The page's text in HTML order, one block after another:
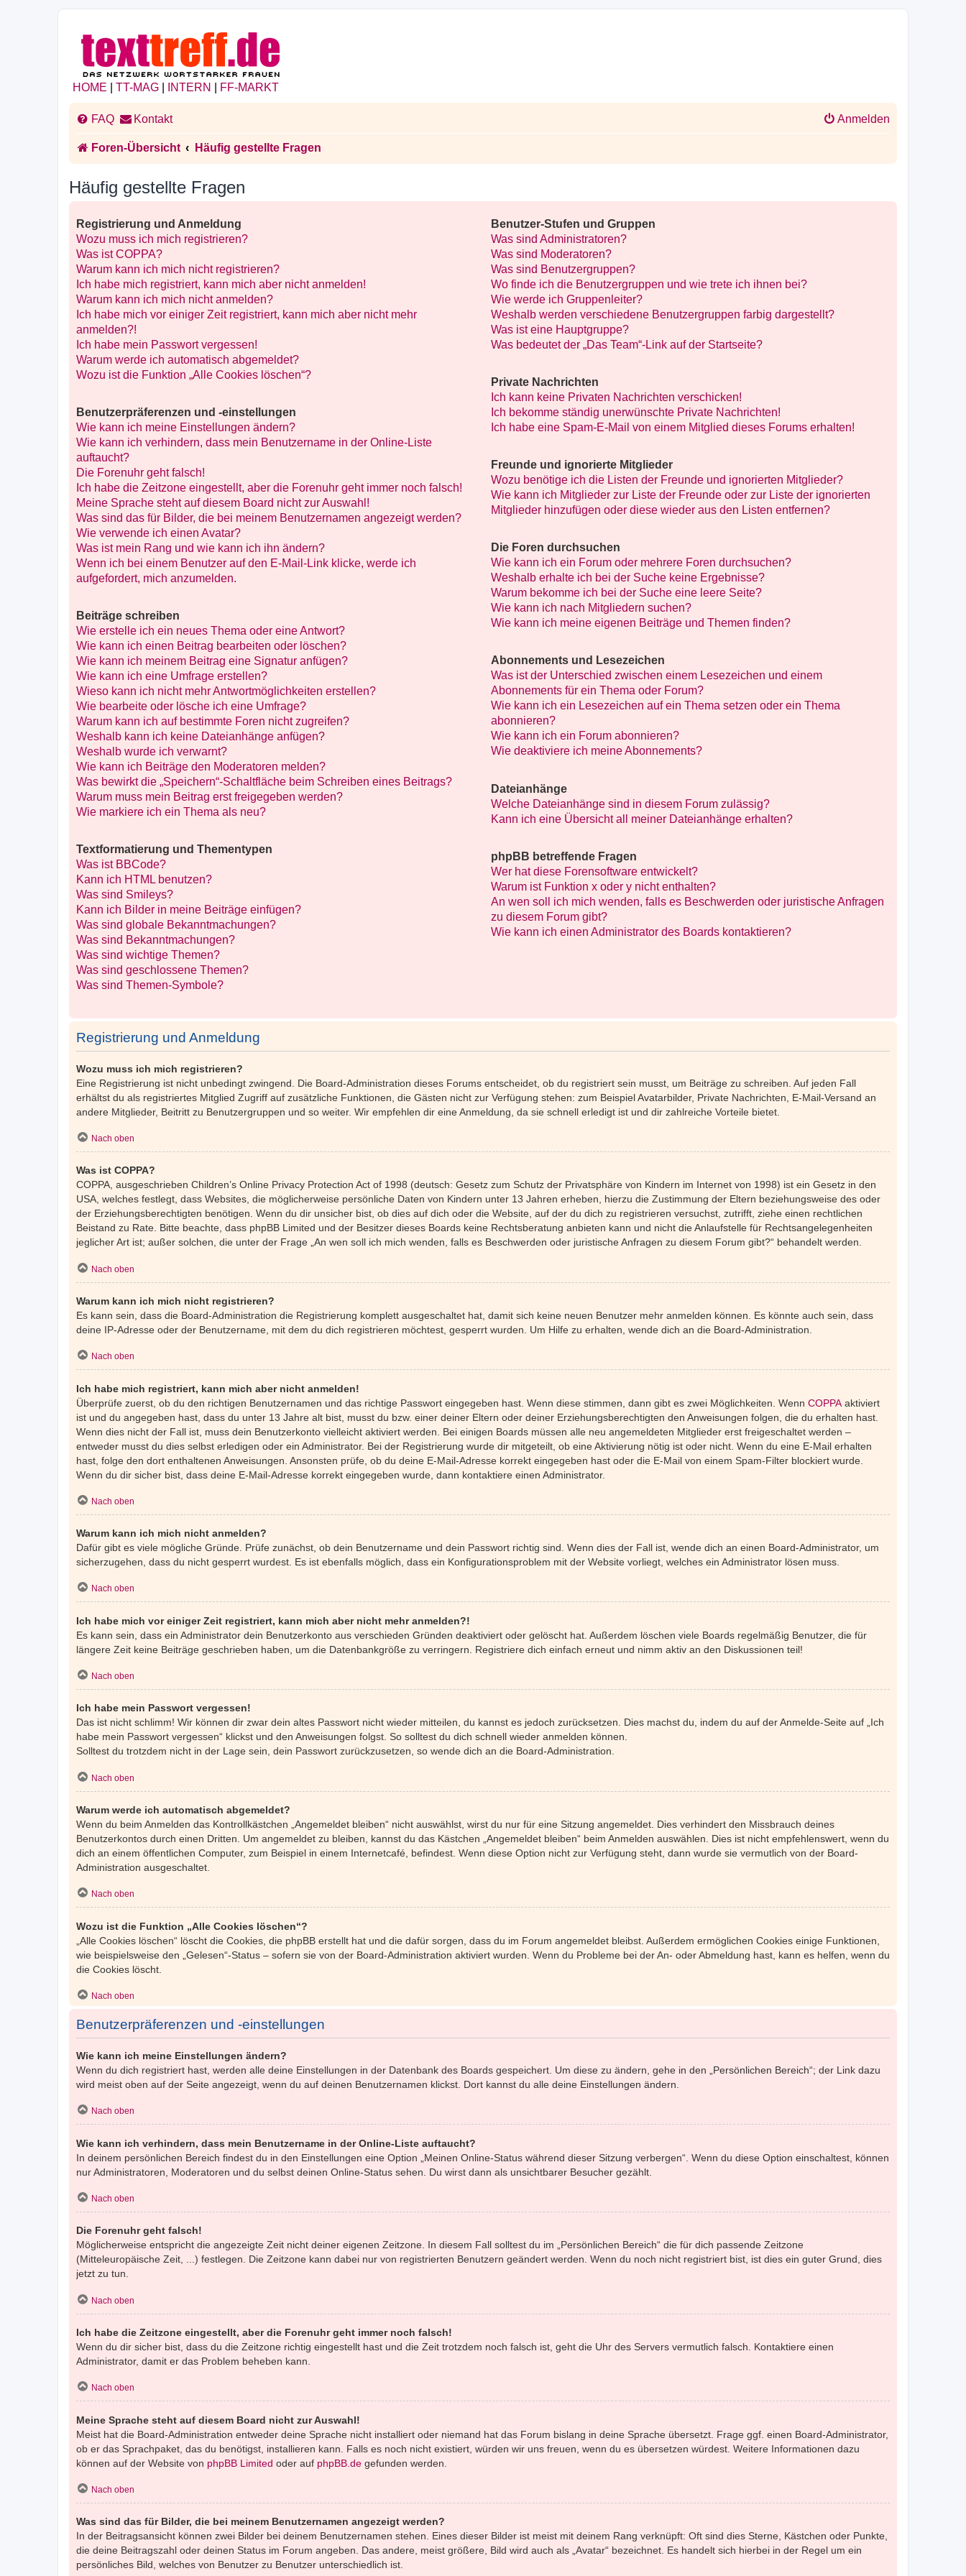
HOME TT-MAG INTERN FF-MARKT
FAQ Kontakt Anmelden
Foren-Übersicht Häufig gestellte Fragen
Häufig gestellte Fragen
Registrierung und Anmeldung
Wozu muss ich mich registrieren?
Was ist COPPA?
Warum kann ich mich nicht registrieren?
Ich habe mich registriert, kann mich aber nicht anmelden!
Warum kann ich mich nicht anmelden?
Ich habe mich vor einiger Zeit registriert, kann mich aber nicht mehr
anmelden?!
Ich habe mein Passwort vergessen!
Warum werde ich automatisch abgemeldet?
Wozu ist die Funktion „Alle Cookies löschen“?
Benutzerpräferenzen und -einstellungen
Wie kann ich meine Einstellungen ändern?
Wie kann ich verhindern, dass mein Benutzername in der Online-Liste
auftaucht?
Die Forenuhr geht falsch!
Ich habe die Zeitzone eingestellt, aber die Forenuhr geht immer noch falsch!
Meine Sprache steht auf diesem Board nicht zur Auswahl!
Was sind das für Bilder, die bei meinem Benutzernamen angezeigt werden?
Wie verwende ich einen Avatar?
Was ist mein Rang und wie kann ich ihn ändern?
Wenn ich bei einem Benutzer auf den E-Mail-Link klicke, werde ich
aufgefordert, mich anzumelden.
Beiträge schreiben
Wie erstelle ich ein neues Thema oder eine Antwort?
Wie kann ich einen Beitrag bearbeiten oder löschen?
Wie kann ich meinem Beitrag eine Signatur anfügen?
Wie kann ich eine Umfrage erstellen?
Wieso kann ich nicht mehr Antwortmöglichkeiten erstellen?
Wie bearbeite oder lösche ich eine Umfrage?
Warum kann ich auf bestimmte Foren nicht zugreifen?
Weshalb kann ich keine Dateianhänge anfügen?
Weshalb wurde ich verwarnt?
Wie kann ich Beiträge den Moderatoren melden?
Was bewirkt die „Speichern“-Schaltfläche beim Schreiben eines Beitrags?
Warum muss mein Beitrag erst freigegeben werden?
Wie markiere ich ein Thema als neu?
Textformatierung und Thementypen
Was ist BBCode?
Kann ich HTML benutzen?
Was sind Smileys?
Kann ich Bilder in meine Beiträge einfügen?
Was sind globale Bekanntmachungen?
Was sind Bekanntmachungen?
Was sind wichtige Themen?
Was sind geschlossene Themen?
Was sind Themen-Symbole?
Benutzer-Stufen und Gruppen
Was sind Administratoren?
Was sind Moderatoren?
Was sind Benutzergruppen?
Wo finde ich die Benutzergruppen und wie trete ich ihnen bei?
Wie werde ich Gruppenleiter?
Weshalb werden verschiedene Benutzergruppen farbig dargestellt?
Was ist eine Hauptgruppe?
Was bedeutet der „Das Team“-Link auf der Startseite?
Private Nachrichten
Ich kann keine Privaten Nachrichten verschicken!
Ich bekomme ständig unerwünschte Private Nachrichten!
Ich habe eine Spam-E-Mail von einem Mitglied dieses Forums erhalten!
Freunde und ignorierte Mitglieder
Wozu benötige ich die Listen der Freunde und ignorierten Mitglieder?
Wie kann ich Mitglieder zur Liste der Freunde oder zur Liste der ignorierten
Mitglieder hinzufügen oder diese wieder aus den Listen entfernen?
Die Foren durchsuchen
Wie kann ich ein Forum oder mehrere Foren durchsuchen?
Weshalb erhalte ich bei der Suche keine Ergebnisse?
Warum bekomme ich bei der Suche eine leere Seite?
Wie kann ich nach Mitgliedern suchen?
Wie kann ich meine eigenen Beiträge und Themen finden?
Abonnements und Lesezeichen
Was ist der Unterschied zwischen einem Lesezeichen und einem
Abonnements für ein Thema oder Forum?
Wie kann ich ein Lesezeichen auf ein Thema setzen oder ein Thema
abonnieren?
Wie kann ich ein Forum abonnieren?
Wie deaktiviere ich meine Abonnements?
Dateianhänge
Welche Dateianhänge sind in diesem Forum zulässig?
Kann ich eine Übersicht all meiner Dateianhänge erhalten?
phpBB betreffende Fragen
Wer hat diese Forensoftware entwickelt?
Warum ist Funktion x oder y nicht enthalten?
An wen soll ich mich wenden, falls es Beschwerden oder juristische Anfragen
zu diesem Forum gibt?
Wie kann ich einen Administrator des Boards kontaktieren?
Registrierung und Anmeldung
Wozu muss ich mich registrieren?
Eine Registrierung ist nicht unbedingt zwingend. Die Board-Administration dieses Forums entscheidet, ob du registriert sein musst, um Beiträge zu schreiben. Auf jeden Fall
erhältst du als registriertes Mitglied Zugriff auf zusätzliche Funktionen, die Gästen nicht zur Verfügung stehen: zum Beispiel Avatarbilder, Private Nachrichten, E-Mail-Versand an
andere Mitglieder, Beitritt zu Benutzergruppen und so weiter. Wir empfehlen dir eine Anmeldung, da sie schnell erledigt ist und dir zahlreiche Vorteile bietet.
Nach oben
Was ist COPPA?
COPPA, ausgeschrieben Children’s Online Privacy Protection Act of 1998 (deutsch: Gesetz zum Schutz der Privatsphäre von Kindern im Internet von 1998) ist ein Gesetz in den
USA, welches festlegt, dass Websites, die möglicherweise persönliche Daten von Kindern unter 13 Jahren erheben, hierzu die Zustimmung der Eltern beziehungsweise des oder
der Erziehungsberechtigten benötigen. Wenn du dir unsicher bist, ob dies auf dich oder die Website, auf der du dich zu registrieren versuchst, zutrifft, ziehe einen rechtlichen
Beistand zu Rate. Bitte beachte, dass phpBB Limited und der Besitzer dieses Boards keine Rechtsberatung anbieten kann und nicht die Anlaufstelle für Rechtsangelegenheiten
jeglicher Art ist; außer solchen, die unter der Frage „An wen soll ich mich wenden, falls es Beschwerden oder juristische Anfragen zu diesem Forum gibt?“ behandelt werden.
Nach oben
Warum kann ich mich nicht registrieren?
Es kann sein, dass die Board-Administration die Registrierung komplett ausgeschaltet hat, damit sich keine neuen Benutzer mehr anmelden können. Es könnte auch sein, dass
deine IP-Adresse oder der Benutzername, mit dem du dich registrieren möchtest, gesperrt wurden. Um Hilfe zu erhalten, wende dich an die Board-Administration.
Nach oben
Ich habe mich registriert, kann mich aber nicht anmelden!
Überprüfe zuerst, ob du den richtigen Benutzernamen und das richtige Passwort eingegeben hast. Wenn diese stimmen, dann gibt es zwei Möglichkeiten. Wenn COPPA aktiviert
ist und du angegeben hast, dass du unter 13 Jahre alt bist, musst du bzw. einer deiner Eltern oder deiner Erziehungsberechtigten den Anweisungen folgen, die du erhalten hast.
Wenn dies nicht der Fall ist, muss dein Benutzerkonto vielleicht aktiviert werden. Bei einigen Boards müssen alle neu angemeldeten Mitglieder erst freigeschaltet werden –
entweder musst du dies selbst erledigen oder ein Administrator. Bei der Registrierung wurde dir mitgeteilt, ob eine Aktivierung nötig ist oder nicht. Wenn du eine E-Mail erhalten
hast, folge den dort enthaltenen Anweisungen. Ansonsten prüfe, ob du deine E-Mail-Adresse korrekt eingegeben hast oder die E-Mail von einem Spam-Filter blockiert wurde.
Wenn du dir sicher bist, dass deine E-Mail-Adresse korrekt eingegeben wurde, dann kontaktiere einen Administrator.
Nach oben
Warum kann ich mich nicht anmelden?
Dafür gibt es viele mögliche Gründe. Prüfe zunächst, ob dein Benutzername und dein Passwort richtig sind. Wenn dies der Fall ist, wende dich an einen Board-Administrator, um
sicherzugehen, dass du nicht gesperrt wurdest. Es ist ebenfalls möglich, dass ein Konfigurationsproblem mit der Website vorliegt, welches ein Administrator lösen muss.
Nach oben
Ich habe mich vor einiger Zeit registriert, kann mich aber nicht mehr anmelden?!
Es kann sein, dass ein Administrator dein Benutzerkonto aus verschieden Gründen deaktiviert oder gelöscht hat. Außerdem löschen viele Boards regelmäßig Benutzer, die für
längere Zeit keine Beiträge geschrieben haben, um die Datenbankgröße zu verringern. Registriere dich einfach erneut und nimm aktiv an den Diskussionen teil!
Nach oben
Ich habe mein Passwort vergessen!
Das ist nicht schlimm! Wir können dir zwar dein altes Passwort nicht wieder mitteilen, du kannst es jedoch zurücksetzen. Dies machst du, indem du auf der Anmelde-Seite auf „Ich
habe mein Passwort vergessen“ klickst und den Anweisungen folgst. So solltest du dich schnell wieder anmelden können.
Solltest du trotzdem nicht in der Lage sein, dein Passwort zurückzusetzen, so wende dich an die Board-Administration.
Nach oben
Warum werde ich automatisch abgemeldet?
Wenn du beim Anmelden das Kontrollkästchen „Angemeldet bleiben“ nicht auswählst, wirst du nur für eine Sitzung angemeldet. Dies verhindert den Missbrauch deines
Benutzerkontos durch einen Dritten. Um angemeldet zu bleiben, kannst du das Kästchen „Angemeldet bleiben“ beim Anmelden auswählen. Dies ist nicht empfehlenswert, wenn du
dich an einem öffentlichen Computer, zum Beispiel in einem Internetcafé, befindest. Wenn diese Option nicht zur Verfügung steht, dann wurde sie vermutlich von der Board-
Administration ausgeschaltet.
Nach oben
Wozu ist die Funktion „Alle Cookies löschen“?
„Alle Cookies löschen“ löscht die Cookies, die phpBB erstellt hat und die dafür sorgen, dass du im Forum angemeldet bleibst. Außerdem ermöglichen Cookies einige Funktionen,
wie beispielsweise den „Gelesen“-Status – sofern sie von der Board-Administration aktiviert wurden. Wenn du Probleme bei der An- oder Abmeldung hast, kann es helfen, wenn du
die Cookies löscht.
Nach oben
Benutzerpräferenzen und -einstellungen
Wie kann ich meine Einstellungen ändern?
Wenn du dich registriert hast, werden alle deine Einstellungen in der Datenbank des Boards gespeichert. Um diese zu ändern, gehe in den „Persönlichen Bereich“; der Link dazu
wird meist oben auf der Seite angezeigt, wenn du auf deinen Benutzernamen klickst. Dort kannst du alle deine Einstellungen ändern.
Nach oben
Wie kann ich verhindern, dass mein Benutzername in der Online-Liste auftaucht?
In deinem persönlichen Bereich findest du in den Einstellungen eine Option „Meinen Online-Status während dieser Sitzung verbergen“. Wenn du diese Option einschaltest, können
nur Administratoren, Moderatoren und du selbst deinen Online-Status sehen. Du wirst dann als unsichtbarer Besucher gezählt.
Nach oben
Die Forenuhr geht falsch!
Möglicherweise entspricht die angezeigte Zeit nicht deiner eigenen Zeitzone. In diesem Fall solltest du im „Persönlichen Bereich“ die für dich passende Zeitzone
(Mitteleuropäische Zeit, ...) festlegen. Die Zeitzone kann dabei nur von registrierten Benutzern geändert werden. Wenn du noch nicht registriert bist, ist dies ein guter Grund, dies
jetzt zu tun.
Nach oben
Ich habe die Zeitzone eingestellt, aber die Forenuhr geht immer noch falsch!
Wenn du dir sicher bist, dass du die Zeitzone richtig eingestellt hast und die Zeit trotzdem noch falsch ist, geht die Uhr des Servers vermutlich falsch. Kontaktiere einen
Administrator, damit er das Problem beheben kann.
Nach oben
Meine Sprache steht auf diesem Board nicht zur Auswahl!
Meist hat die Board-Administration entweder deine Sprache nicht installiert oder niemand hat das Forum bislang in deine Sprache übersetzt. Frage ggf. einen Board-Administrator,
ob er das Sprachpaket, das du benötigst, installieren kann. Falls es noch nicht existiert, würden wir uns freuen, wenn du es übersetzen würdest. Weitere Informationen dazu
können auf der Website von phpBB Limited oder auf phpBB.de gefunden werden.
Nach oben
Was sind das für Bilder, die bei meinem Benutzernamen angezeigt werden?
In der Beitragsansicht können zwei Bilder bei deinem Benutzernamen stehen. Eines dieser Bilder ist meist mit deinem Rang verknüpft: Oft sind dies Sterne, Kästchen oder Punkte,
die deine Beitragszahl oder deinen Status im Forum angeben. Das andere, meist größere, Bild wird auch als „Avatar“ bezeichnet. Es handelt sich hierbei in der Regel um ein
persönliches Bild, welches von Benutzer zu Benutzer unterschiedlich ist.